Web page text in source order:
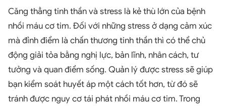
Căng thẳng tinh thần và stress là kẻ thù lớn của bệnh
nhồi máu cơ tim. Đối với những stress ở dạng cảm xúc
mà đỉnh điểm là chấn thương tinh thần thì có thể chủ
động giải tỏa bằng nghị lực, bản lĩnh, nhân cách, tư
tưởng và quan điểm sống. Quản lý được stress sẽ giúp
bạn kiểm soát huyết áp một cách tốt hơn, từ đó sẽ
tránh được nguy cơ tái phát nhồi máu cơ tim. Trong